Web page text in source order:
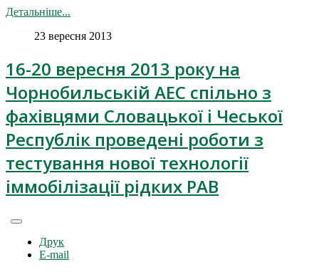
Детальніше...
23 вересня 2013
16-20 вересня 2013 року на
Чорнобильській АЕС спільно з
фахівцями Словацької і Чеської
Республік проведені роботи з
тестування нової технології
іммобілізації рідких РАВ
Друк
E-mail